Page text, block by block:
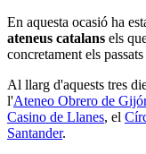
En aquesta ocasió ha
ateneus catalans els
concretament els
Al llarg d'aquests tres
l'Ateneo Obrero de
Casino de Llanes, el
Santander.